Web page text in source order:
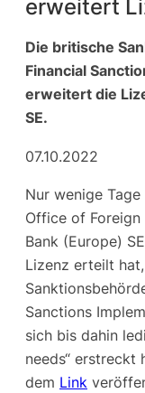
erweitert
Die britische
Financial
erweitert die
SE.
07.10.2022
Nur wenige
Office of Foreign
Bank (Europe)
Lizenz erteilt
Sanctions
sich bis dahin
needs“ erstreckt
dem Link